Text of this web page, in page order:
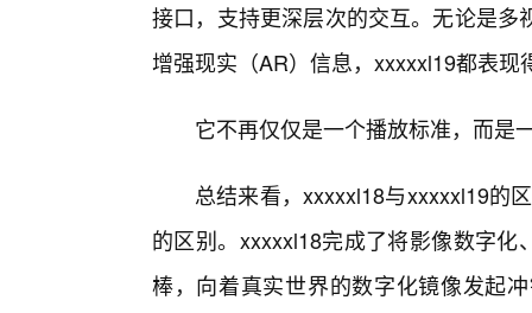
接口，支持更深层次的交互。无论是
增强现实（AR）信息，xxxxxl19都表现
它不再仅仅是一个播放标准，而是
总结来看，xxxxxl18与xxxxxl19的
的区别。xxxxxl18完成了将影像数字
棒，向着真实世界的数字化镜像发起